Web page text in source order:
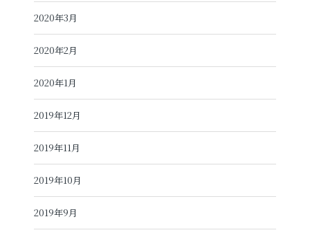
2020年3月
2020年2月
2020年1月
2019年12月
2019年11月
2019年10月
2019年9月